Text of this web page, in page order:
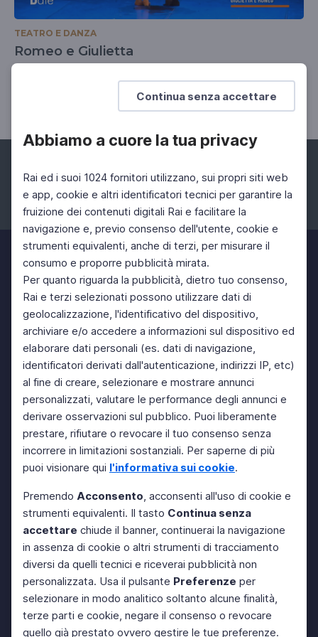
Continua senza accettare
Abbiamo a cuore la tua privacy
Rai ed i suoi 1024 fornitori utilizzano, sui propri siti web
e app, cookie e altri identificatori tecnici per garantire la
fruizione dei contenuti digitali Rai e facilitare la
navigazione e, previo consenso dell'utente, cookie e
strumenti equivalenti, anche di terzi, per misurare il
consumo e proporre pubblicità mirata.
Per quanto riguarda la pubblicità, dietro tuo consenso,
Rai e terzi selezionati possono utilizzare dati di
geolocalizzazione, l'identificativo del dispositivo,
archiviare e/o accedere a informazioni sul dispositivo ed
elaborare dati personali (es. dati di navigazione,
identificatori derivati dall'autenticazione, indirizzi IP, etc)
al fine di creare, selezionare e mostrare annunci
personalizzati, valutare le performance degli annunci e
derivare osservazioni sul pubblico. Puoi liberamente
prestare, rifiutare o revocare il tuo consenso senza
incorrere in limitazioni sostanziali. Per saperne di più
puoi visionare qui l'informativa sui cookie.
Premendo Acconsento, acconsenti all'uso di cookie e
strumenti equivalenti. Il tasto Continua senza
accettare chiude il banner, continuerai la navigazione
in assenza di cookie o altri strumenti di tracciamento
diversi da quelli tecnici e riceverai pubblicità non
personalizzata. Usa il pulsante Preferenze per
selezionare in modo analitico soltanto alcune finalità,
terze parti e cookie, negare il consenso o revocare
quello già prestato ovvero gestire le tue preferenze.
TEATRO E DANZA
Romeo e Giulietta
William Shakespeare
Facebook Instagram Twitter